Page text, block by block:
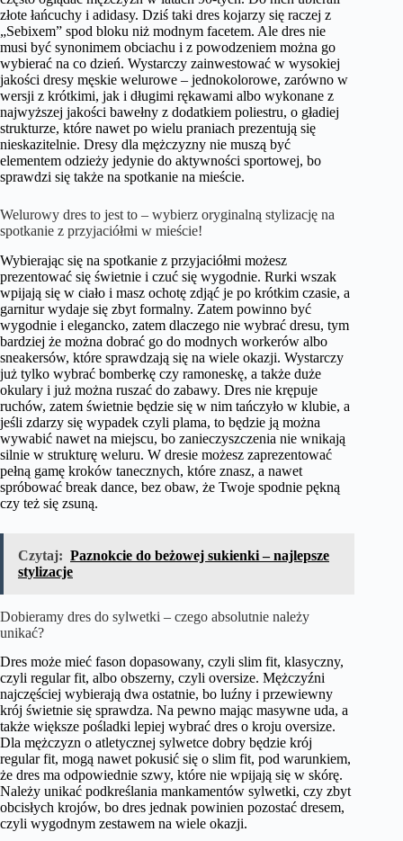
złote łańcuchy i adidasy. Dziś taki dres kojarzy się raczej z
„Sebixem” spod bloku niż modnym facetem. Ale dres nie
musi być synonimem obciachu i z powodzeniem można go
wybierać na co dzień. Wystarczy zainwestować w wysokiej
jakości dresy męskie welurowe – jednokolorowe, zarówno w
wersji z krótkimi, jak i długimi rękawami albo wykonane z
najwyższej jakości bawełny z dodatkiem poliestru, o gładiej
strukturze, które nawet po wielu praniach prezentują się
nieskazitelnie. Dresy dla mężczyzny nie muszą być
elementem odzieży jedynie do aktywności sportowej, bo
sprawdzi się także na spotkanie na mieście.
Welurowy dres to jest to – wybierz oryginalną stylizację na
spotkanie z przyjaciółmi w mieście!
Wybierając się na spotkanie z przyjaciółmi możesz
prezentować się świetnie i czuć się wygodnie. Rurki wszak
wpijają się w ciało i masz ochotę zdjąć je po krótkim czasie, a
garnitur wydaje się zbyt formalny. Zatem powinno być
wygodnie i elegancko, zatem dlaczego nie wybrać dresu, tym
bardziej że można dobrać go do modnych workerów albo
sneakersów, które sprawdzają się na wiele okazji. Wystarczy
już tylko wybrać bomberkę czy ramoneskę, a także duże
okulary i już można ruszać do zabawy. Dres nie krępuje
ruchów, zatem świetnie będzie się w nim tańczyło w klubie, a
jeśli zdarzy się wypadek czyli plama, to będzie ją można
wywabić nawet na miejscu, bo zanieczyszczenia nie wnikają
silnie w strukturę weluru. W dresie możesz zaprezentować
pełną gamę kroków tanecznych, które znasz, a nawet
spróbować break dance, bez obaw, że Twoje spodnie pękną
czy też się zsuną.
Czytaj: Paznokcie do beżowej sukienki – najlepsze
stylizacje
Dobieramy dres do sylwetki – czego absolutnie należy
unikać?
Dres może mieć fason dopasowany, czyli slim fit, klasyczny,
czyli regular fit, albo obszerny, czyli oversize. Mężczyźni
najczęściej wybierają dwa ostatnie, bo luźny i przewiewny
krój świetnie się sprawdza. Na pewno mając masywne uda, a
także większe pośladki lepiej wybrać dres o kroju oversize.
Dla mężczyzn o atletycznej sylwetce dobry będzie krój
regular fit, mogą nawet pokusić się o slim fit, pod warunkiem,
że dres ma odpowiednie szwy, które nie wpijają się w skórę.
Należy unikać podkreślania mankamentów sylwetki, czy zbyt
obcisłych krojów, bo dres jednak powinien pozostać dresem,
czyli wygodnym zestawem na wiele okazji.